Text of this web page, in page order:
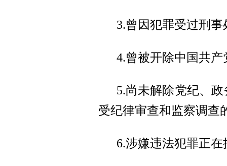
3.曾因犯罪受过刑
4.曾被开除中国共
5.尚未解除党纪、
受纪律审查和监察调查
6.涉嫌违法犯罪正